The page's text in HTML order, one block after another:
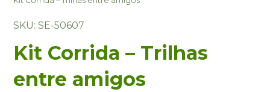
SKU: SE-50607
Kit Corrida – Trilhas
entre amigos